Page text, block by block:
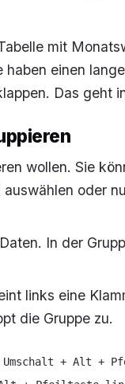
mit
einen
Das geht
wollen. Sie
oder
Daten. In der
links eine
die Gruppe zu.
Umschalt + Alt +